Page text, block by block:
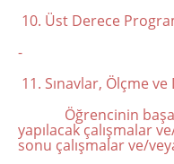
10. Üst Derece
-
11. Sınavlar, Ölçme
Öğrencinin başarı
yapılacak çalışmalar
sonu çalışmalar ve/